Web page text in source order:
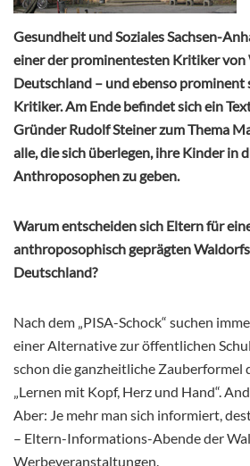
Gesundheit und Soziales Sachsen-
einer der prominentesten Kritiker von
Deutschland – und ebenso prominent
Kritiker. Am Ende befindet sich ein
Gründer Rudolf Steiner zum Thema
alle, die sich überlegen, ihre Kinder in
Anthroposophen zu geben.
Warum entscheiden sich Eltern für
anthroposophisch geprägten
Deutschland?
Nach dem „PISA-Schock“ suchen
einer Alternative zur öffentlichen
schon die ganzheitliche Zauberformel
„Lernen mit Kopf, Herz und Hand“.
Aber: Je mehr man sich informiert,
– Eltern-Informations-Abende der
Werbeveranstaltungen.